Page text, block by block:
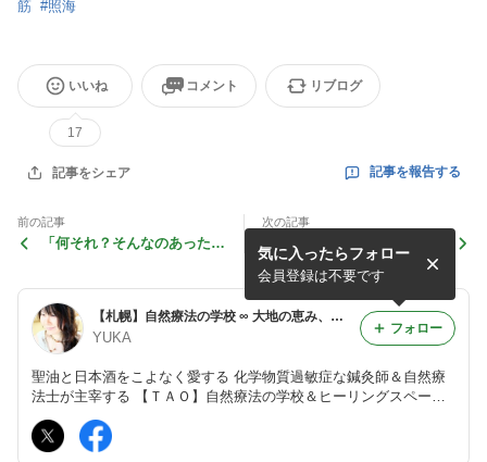
筋 #照海
いいね
17
コメント リブログ
記事をシェア 記事を報告する
前の記事
「何それ？そんなのあったっ
次の記事
【乳首デトックス】でナゼ首
や肩がスッキリして顔まで変
わるの⁉︎
【札幌】自然療法の学校 ∞ 大地の恵み、聖なるオイル【TAO】
YUKA
聖油と日本酒をこよなく愛する 化学物質過敏症な鍼灸師＆自然療
法士が主宰する 【ＴＡＯ】自然療法の学校＆ヒーリングスペース
p://tao-earth.com/
気に入ったらフォロー
会員登録は不要です
フォロー